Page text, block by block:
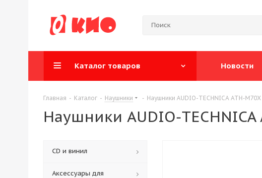
Каталог товаров Новости
Главная - Каталог - Наушники - Наушники AUDIO-TECHNICA ATH-M70X
Наушники AUDIO-TECHNICA
CD и винил
Аксессуары для